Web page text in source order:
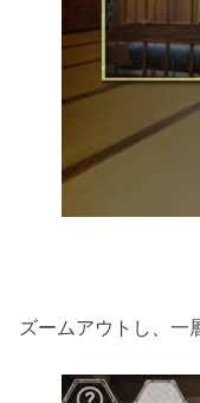
ズームアウトし、一